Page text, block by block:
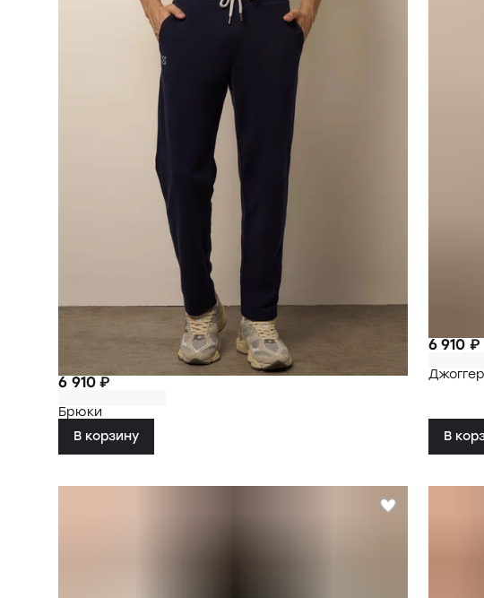
6 910 ₽
Брюки
В корзину
6 910 ₽
В